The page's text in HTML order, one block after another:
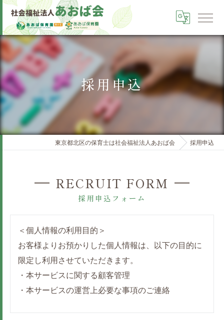
採用申込
東京都北区の保育士は社会福祉法人あおば会 採用申込
採用申込フォーム
RECRUIT FORM
＜個人情報の利用目的＞
お客様よりお預かりした個人情報は、以下の目的に
限定し利用させていただきます。
・本サービスに関する顧客管理
・本サービスの運営上必要な事項のご連絡